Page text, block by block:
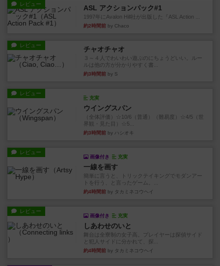
レビュー ASL アクションパック#1
1997年にAvalon Hill社が出版した『ASL Action ...
約2時間前 by Chaco
レビュー チャオチャオ
３～４人でわいわい遊ぶのにちょうどいい。ルー
ルは他の方が分かりやすく書...
約3時間前 by S
レビュー
充実
ウイングスパン
（全体評価）☆10/6（普通）（難易度）☆4/5（世
界観・見た目）☆5...
約3時間前 by ハシオキ
レビュー
画像付き 充実
一線を画す
簡単に言うと、トリックテイキングでモダンアー
トを行う、と言ったゲーム。...
約4時間前 by タカミネコウヘイ
レビュー
画像付き 充実
しあわせのいと
舞台は全寮制の女子高。プレイヤーは探偵サイド
と犯人サイドに分かれて、探...
約4時間前 by タカミネコウヘイ